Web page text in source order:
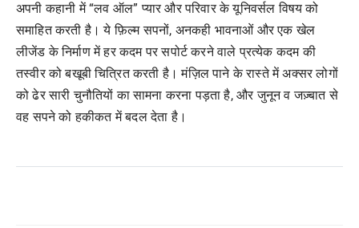
अपनी कहानी में “लव ऑल” प्यार और परिवार के यूनिवर्सल विषय को
समाहित करती है। ये फ़िल्म सपनों, अनकही भावनाओं और एक खेल
लीजेंड के निर्माण में हर कदम पर सपोर्ट करने वाले प्रत्येक कदम की
तस्वीर को बखूबी चित्रित करती है। मंज़िल पाने के रास्ते में अक्सर लोगों
को ढेर सारी चुनौतियों का सामना करना पड़ता है, और जुनून व जज़्बात से
वह सपने को हकीकत में बदल देता है।